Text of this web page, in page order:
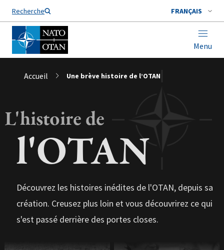
Recherche FRANÇAIS
Menu
Nom de famille*
Accueil Une brève histoire de l’OTAN
L'histoire de
l'OTAN
Découvrez les histoires inédites de l'OTAN, depuis sa
création. Creusez plus loin et vous découvrirez ce qui
s'est passé derrière des portes closes.